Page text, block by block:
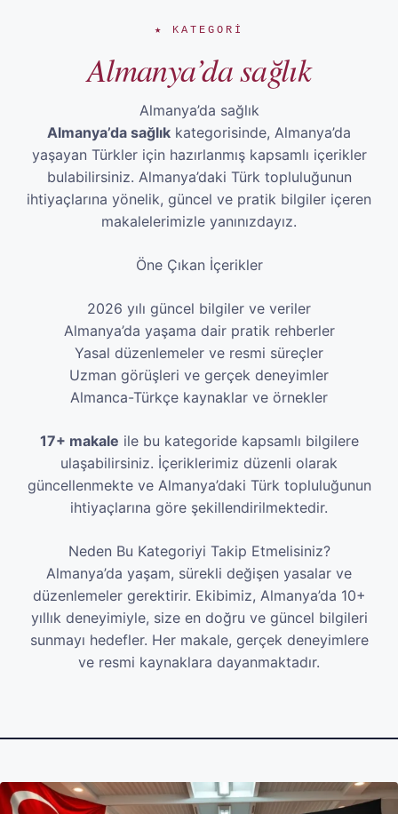
★ KATEGORI
Almanya’da sağlık
Almanya’da sağlık
Almanya’da sağlık kategorisinde, Almanya’da
yaşayan Türkler için hazırlanmış kapsamlı içerikler
bulabilirsiniz. Almanya’daki Türk topluluğunun
ihtiyaçlarına yönelik, güncel ve pratik bilgiler içeren
makalelerimizle yanınızdayız.
Öne Çıkan İçerikler
2026 yılı güncel bilgiler ve veriler
Almanya’da yaşama dair pratik rehberler
Yasal düzenlemeler ve resmi süreçler
Uzman görüşleri ve gerçek deneyimler
Almanca-Türkçe kaynaklar ve örnekler
17+ makale ile bu kategoride kapsamlı bilgilere
ulaşabilirsiniz. İçeriklerimiz düzenli olarak
güncellenmekte ve Almanya’daki Türk topluluğunun
ihtiyaçlarına göre şekillendirilmektedir.
Neden Bu Kategoriyi Takip Etmelisiniz?
Almanya’da yaşam, sürekli değişen yasalar ve
düzenlemeler gerektirir. Ekibimiz, Almanya’da 10+
yıllık deneyimiyle, size en doğru ve güncel bilgileri
sunmayı hedefler. Her makale, gerçek deneyimlere
ve resmi kaynaklara dayanmaktadır.